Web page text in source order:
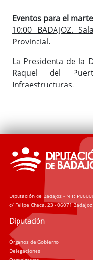
Eventos para el
10:00 BADAJOZ.
Provincial.
La Presidenta de la
Raquel del
Infraestructuras.
Diputación de Badajoz - NIF:
c/ Felipe Checa, 23 - 06071 Badajoz
Diputación
Órganos de Gobierno
Delegaciones